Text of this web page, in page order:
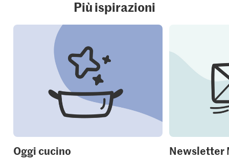
Più ispirazioni
Oggi cucino Newsletter